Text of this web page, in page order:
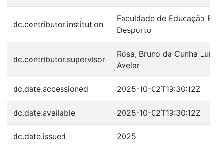
dc.contributor.institution
Faculdade de Educação
Desporto
dc.contributor.supervisor
Rosa, Bruno da Cunha Luís
Avelar
dc.date.accessioned 2025-10-02T19:30:12Z
dc.date.available 2025-10-02T19:30:12Z
dc.date.issued 2025